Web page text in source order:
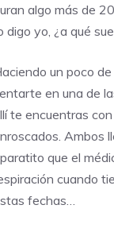
algo más de
digo yo, ¿a qué
un poco
en una de
te encuentras
Ambos
que el
cuando
fechas…